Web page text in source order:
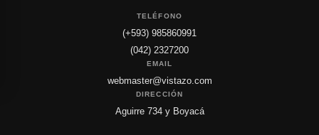
TELÉFONO
(+593) 985860991
(042) 2327200
EMAIL
webmaster@vistazo.com
DIRECCIÓN
Aguirre 734 y Boyacá